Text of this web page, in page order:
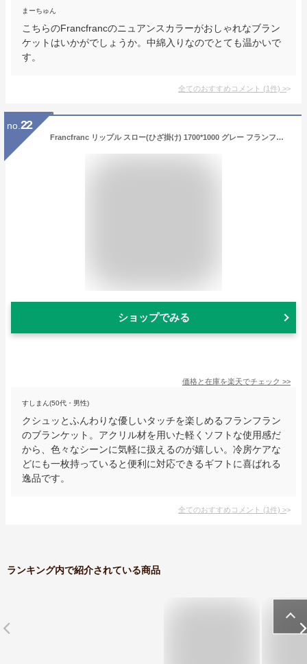
まーちゅん
こちらのFrancfrancのニュアンスカラーがおしゃれなブラン
ケットはいかがでしょうか。中綿入りなのでとても温かいで
す。
全てのおすすめコメント (1件) >
no. 22
Francfranc リップル スロー(ひざ掛け) 1700*1000 グレー フランフラン インテリア・生活雑貨 ブランケット・ひざ掛け グレー【送料無料】
ショップでみる
価格と在庫を楽天でチェック >>
すしまん(50代・男性)
クシュッとふんわりな優しいタッチを楽しめるフランフラン
のブランケット。アクリル材を用いた軽くソフトな使用感だ
から、色々なシーンに気軽に扱えるのが嬉しい。冷房ケアな
どにも一枚持っていると便利に対応できるギフトに喜ばれる
逸品です。
全てのおすすめコメント (1件) >
ランキング内で紹介されている商品